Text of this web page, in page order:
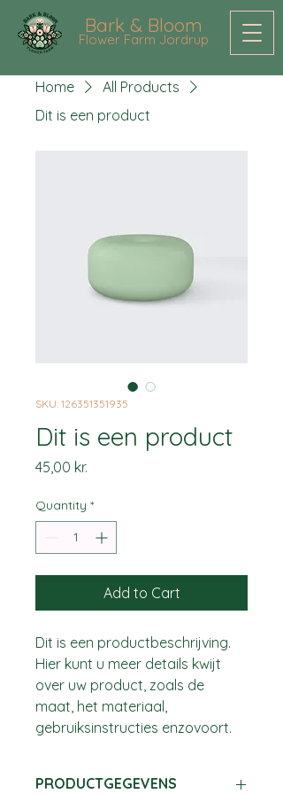
Bark & Bloom
Flower Farm Jordrup
Home
All Products
Dit is een product
SKU: 126351351935
Dit is een product
45,00 kr.
Quantity *
Add to Cart
Dit is een productbeschrijving.
Hier kunt u meer details kwijt
over uw product, zoals de
maat, het materiaal,
gebruiksinstructies enzovoort.
PRODUCTGEGEVENS